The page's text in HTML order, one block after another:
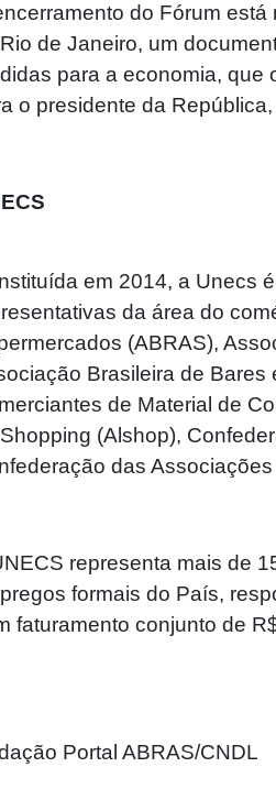
do Fórum
de Janeiro, um
para a economia, que
o presidente da
em 2014, a Unecs
da área do
(ABRAS),
Brasileira de
de Material de
(Alshop),
das
representa mais de
formais do País,
faturamento conjunto de
Portal ABRAS/CNDL